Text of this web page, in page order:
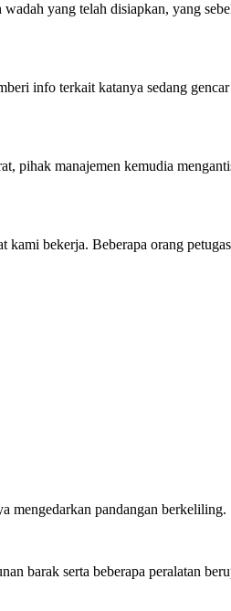
yang telah disiapkan, yang
info terkait katanya sedang
pihak manajemen kemudia
bekerja. Beberapa orang
mengedarkan pandangan berkeliling.
barak serta beberapa peralatan